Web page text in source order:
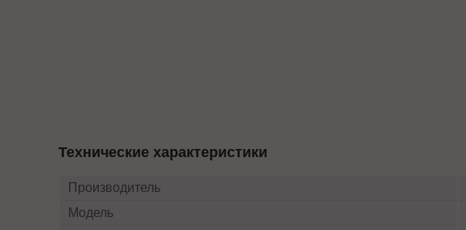
Технические характеристики
Производитель
Модель